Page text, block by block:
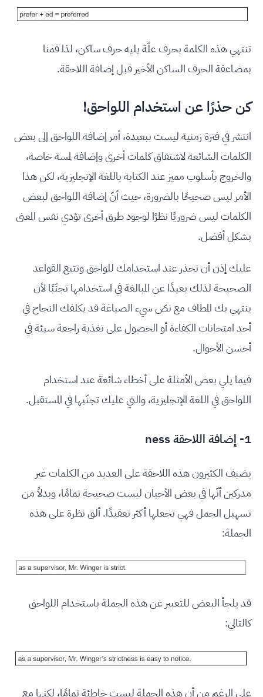
تنتهي هذه الكلمة بحرف علّة يليه حرف ساكن، لذا قمنا
بمضاعفة الحرف الساكن الأخير قبل إضافة اللاحقة.
كن حذرًا عن استخدام اللواحق!
انتشر في فترة زمنية ليست ببعيدة، أمر إضافة اللواحق إلى بعض
الكلمات الشائعة لاشتقاق كلمات أخرى وإضافة لمسة خاصة،
والخروج بأسلوب مميز عند الكتابة باللغة الإنجليزية، لكن هذا
الأمر ليس صحيحًا بالضرورة، حيث أنّ إضافة اللواحق لبعض
الكلمات ليس ضروريًا نظرًا لوجود طرق أخرى تؤدي نفس المعنى
بشكل أفضل.
عليك إذن أن تحذر عند استخدامك للواحق وتتبع القواعد
الصحيحة لذلك بعيدًا عن المبالغة في استخدامها تجنّبًا لأن
ينتهي بك المطاف مع نصّ سيء الصياغة قد يكلفك النجاح في
أحد امتحانات الكفاءة أو الحصول على تغذية راجعة سيئة في
أحسن الأحوال.
فيما يلي بعض الأمثلة على أخطاء شائعة عند استخدام
اللواحق في اللغة الإنجليزية، والتي عليك تجنّبها في المستقبل.
1- إضافة اللاحقة ness
يضيف الكثيرون هذه اللاحقة على العديد من الكلمات غير
مدركين أنّها في بعض الأحيان ليست صحيحة تمامًا، وبدلاً من
تسهيل الجمل فهي تجعلها أكثر تعقيدًا. ألق نظرة على هذه
الجملة:
قد يلجأ البعض للتعبير عن هذه الجملة باستخدام اللواحق
كالتالي:
على الرغم من أن هذه الجملة ليست خاطئة تمامًا، لكنها مع